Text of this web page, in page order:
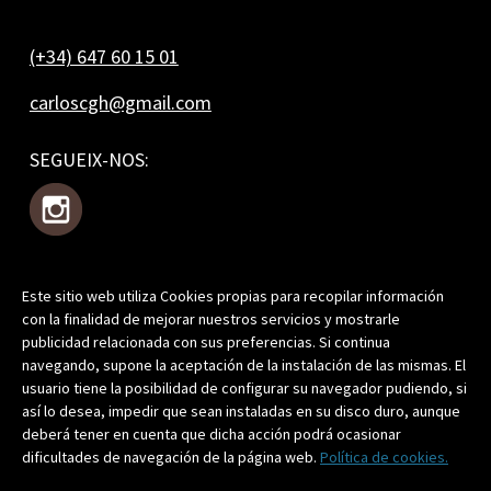
Este sitio web utiliza Cookies propias para recopilar información
con la finalidad de mejorar nuestros servicios y mostrarle
publicidad relacionada con sus preferencias. Si continua
navegando, supone la aceptación de la instalación de las mismas. El
usuario tiene la posibilidad de configurar su navegador pudiendo, si
así lo desea, impedir que sean instaladas en su disco duro, aunque
deberá tener en cuenta que dicha acción podrá ocasionar
dificultades de navegación de la página web. Política de cookies.
(+34) 647 60 15 01
carloscgh@gmail.com
SEGUEIX-NOS:
T'APUNTES?
Prement, acceptes la nostraPolítica de Privacitat.